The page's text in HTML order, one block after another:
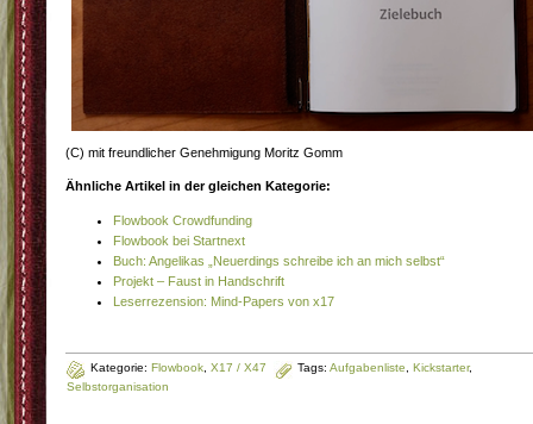
(C) mit freundlicher Genehmigung Moritz Gomm
Ähnliche Artikel in der gleichen Kategorie:
Flowbook Crowdfunding
Flowbook bei Startnext
Buch: Angelikas „Neuerdings schreibe ich an mich selbst“
Projekt – Faust in Handschrift
Leserrezension: Mind-Papers von x17
Kategorie: Flowbook X17 / X47 Tags: Aufgabenliste Kickstarter,
Selbstorganisation